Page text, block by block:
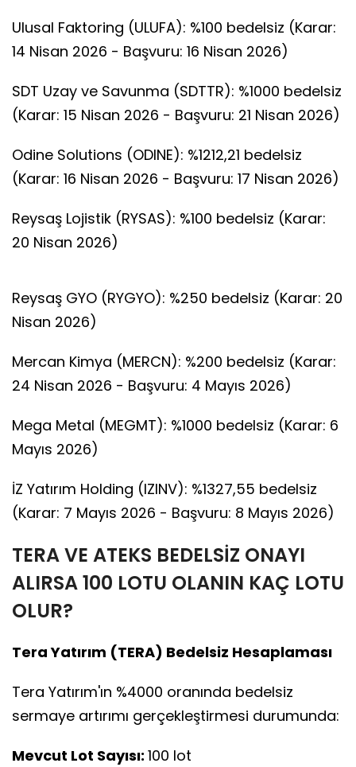
Ulusal Faktoring (ULUFA): %100 bedelsiz (Karar:
14 Nisan 2026 - Başvuru: 16 Nisan 2026)
SDT Uzay ve Savunma (SDTTR): %1000 bedelsiz
(Karar: 15 Nisan 2026 - Başvuru: 21 Nisan 2026)
Odine Solutions (ODINE): %1212,21 bedelsiz
(Karar: 16 Nisan 2026 - Başvuru: 17 Nisan 2026)
Reysaş Lojistik (RYSAS): %100 bedelsiz (Karar:
20 Nisan 2026)
Reysaş GYO (RYGYO): %250 bedelsiz (Karar: 20
Nisan 2026)
Mercan Kimya (MERCN): %200 bedelsiz (Karar:
24 Nisan 2026 - Başvuru: 4 Mayıs 2026)
Mega Metal (MEGMT): %1000 bedelsiz (Karar: 6
Mayıs 2026)
İZ Yatırım Holding (IZINV): %1327,55 bedelsiz
(Karar: 7 Mayıs 2026 - Başvuru: 8 Mayıs 2026)
TERA VE ATEKS BEDELSİZ ONAYI
ALIRSA 100 LOTU OLANIN KAÇ LOTU
OLUR?
Tera Yatırım (TERA) Bedelsiz Hesaplaması
Tera Yatırım'ın %4000 oranında bedelsiz
sermaye artırımı gerçekleştirmesi durumunda:
Mevcut Lot Sayısı: 100 lot